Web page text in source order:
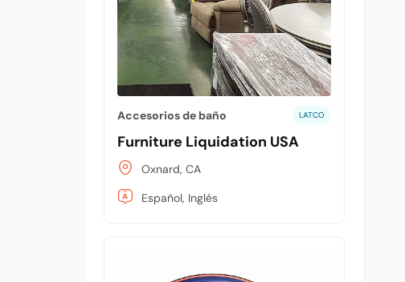
Accesorios de baño LATCO
Furniture Liquidation USA
Oxnard, CA
Español, Inglés